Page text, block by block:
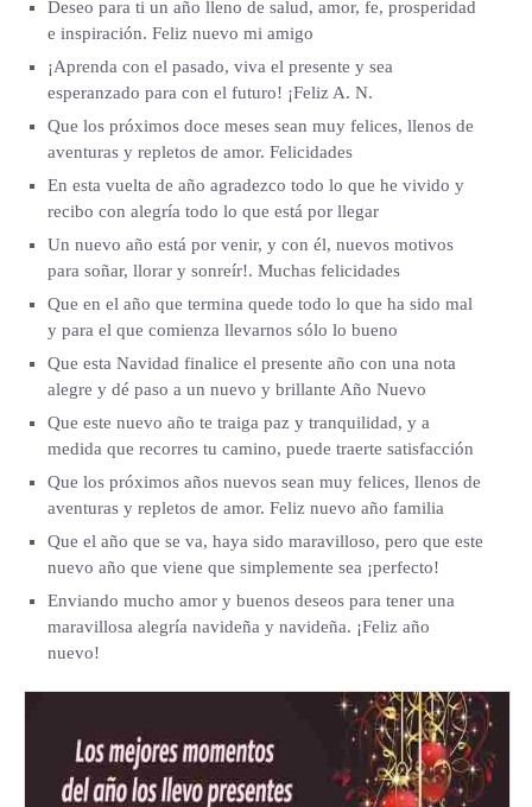
Deseo para ti un año lleno de salud, amor, fe, prosperidad
e inspiración. Feliz nuevo mi amigo
¡Aprenda con el pasado, viva el presente y sea
esperanzado para con el futuro! ¡Feliz A. N.
Que los próximos doce meses sean muy felices, llenos de
aventuras y repletos de amor. Felicidades
En esta vuelta de año agradezco todo lo que he vivido y
recibo con alegría todo lo que está por llegar
Un nuevo año está por venir, y con él, nuevos motivos
para soñar, llorar y sonreír!. Muchas felicidades
Que en el año que termina quede todo lo que ha sido mal
y para el que comienza llevarnos sólo lo bueno
Que esta Navidad finalice el presente año con una nota
alegre y dé paso a un nuevo y brillante Año Nuevo
Que este nuevo año te traiga paz y tranquilidad, y a
medida que recorres tu camino, puede traerte satisfacción
Que los próximos años nuevos sean muy felices, llenos de
aventuras y repletos de amor. Feliz nuevo año familia
Que el año que se va, haya sido maravilloso, pero que este
nuevo año que viene que simplemente sea ¡perfecto!
Enviando mucho amor y buenos deseos para tener una
maravillosa alegría navideña y navideña. ¡Feliz año
nuevo!